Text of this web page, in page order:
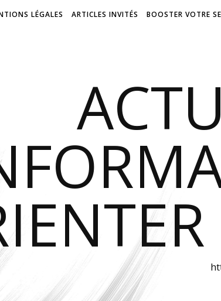
LÉGALES ARTICLES INVITÉS BOOSTER VOTRE